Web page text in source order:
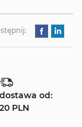
dostawa od:
20 PLN